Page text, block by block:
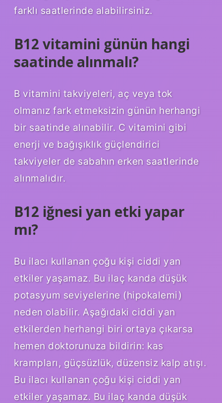
farklı saatlerinde alabilirsiniz.
B12 vitamini günün hangi
saatinde alınmalı?
B vitamini takviyeleri, aç veya tok
olmanız fark etmeksizin günün herhangi
bir saatinde alınabilir. C vitamini gibi
enerji ve bağışıklık güçlendirici
takviyeler de sabahın erken saatlerinde
alınmalıdır.
B12 iğnesi yan etki yapar
mı?
Bu ilacı kullanan çoğu kişi ciddi yan
etkiler yaşamaz. Bu ilaç kanda düşük
potasyum seviyelerine (hipokalemi)
neden olabilir. Aşağıdaki ciddi yan
etkilerden herhangi biri ortaya çıkarsa
hemen doktorunuza bildirin: kas
krampları, güçsüzlük, düzensiz kalp atışı.
Bu ilacı kullanan çoğu kişi ciddi yan
etkiler yaşamaz. Bu ilaç kanda düşük